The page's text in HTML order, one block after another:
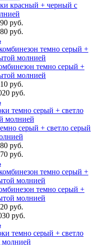
красный + черный с
руб.
руб.
темно серый +
молнией
руб.
руб.
серый + светло серый
руб.
руб.
темно серый +
молнией
руб.
руб.